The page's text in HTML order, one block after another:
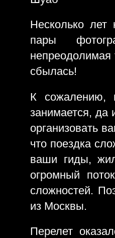
Несколько лет
пары
непреодолимая
сбылась!
К сожалению,
занимается,
организовать
что поездка
ваши гиды,
огромный
сложностей.
из Москвы.
Перелет